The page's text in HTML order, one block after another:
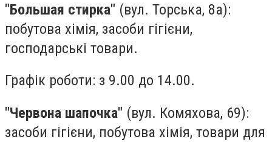
"Большая стирка" (вул. Торська, 8а):
побутова хімія, засоби гігієни,
господарські товари.
Графік роботи: з 9.00 до 14.00.
"Червона шапочка" (вул. Комяхова, 69):
засоби гігієни, побутова хімія, товари для